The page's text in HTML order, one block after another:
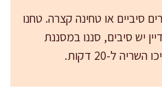
סיביים או טחינה קצרה. טחנו
עדיין יש סיבים, סננו במסננת
ל-20 דקות.